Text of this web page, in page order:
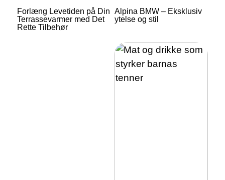
Forlæng Levetiden på Din
Terrassevarmer med Det
Rette Tilbehør
Alpina BMW – Eksklusiv
ytelse og stil